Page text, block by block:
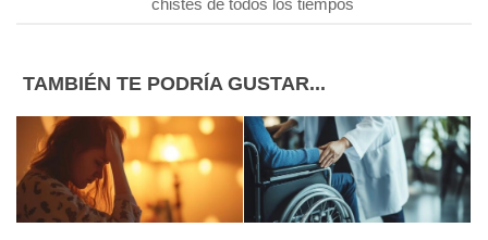
chistes de todos los tiempos
TAMBIÉN TE PODRÍA GUSTAR...